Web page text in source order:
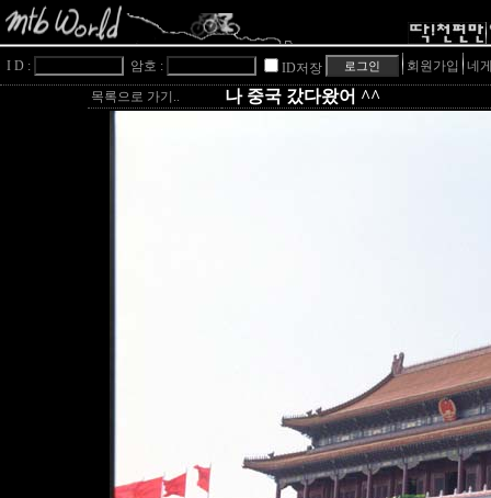
I D : 암호 : ID저장 회원가입
네
목록으로 가기..
나 중국 갔다왔어 ^^